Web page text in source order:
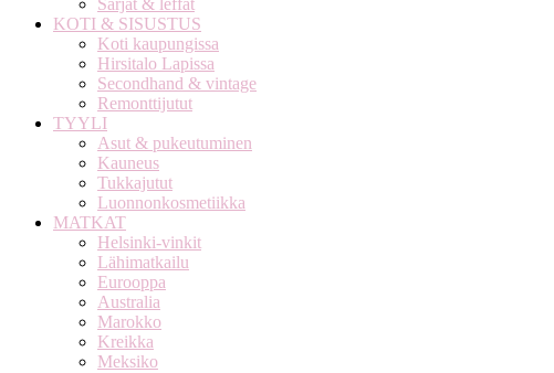
Sarjat & leffat
KOTI & SISUSTUS
Koti kaupungissa
Hirsitalo Lapissa
Secondhand & vintage
Remonttijutut
TYYLI
Asut & pukeutuminen
Kauneus
Tukkajutut
Luonnonkosmetiikka
MATKAT
Helsinki-vinkit
Lähimatkailu
Eurooppa
Australia
Marokko
Kreikka
Meksiko